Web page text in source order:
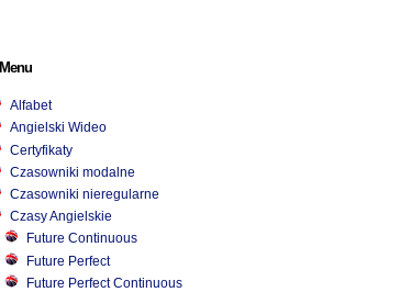
Menu
Alfabet
Angielski Wideo
Certyfikaty
Czasowniki modalne
Czasowniki nieregularne
Czasy Angielskie
Future Continuous
Future Perfect
Future Perfect Continuous